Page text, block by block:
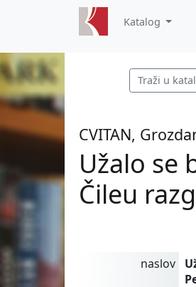
Katalog
CVITAN,
Užalo se
Čileu
naslov